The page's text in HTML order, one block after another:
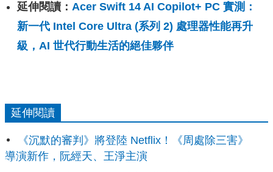
延伸閱讀： Acer Swift 14 AI Copilot+ PC 實測：
新一代 Intel Core Ultra (系列 2) 處理器性能再升
級，AI 世代行動生活的絕佳夥伴
延伸閱讀
《沉默的審判》將登陸 Netflix！《周處除三害》
導演新作，阮經天、王淨主演